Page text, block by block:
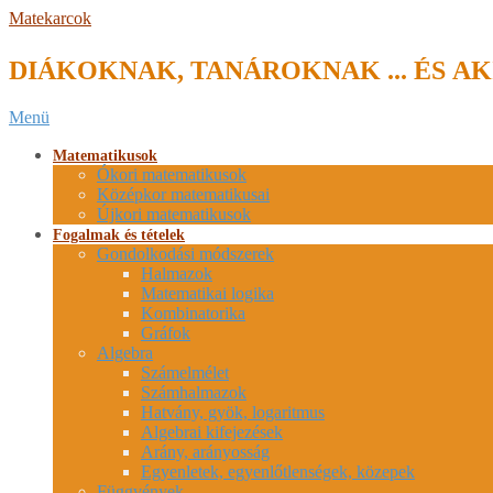
Skip
content
Matekarcok
DIÁKOKNAK, TANÁROKNAK ... ÉS
Secondary
Menu
Menü
Matematikusok
Ókori matematikusok
Középkor matematikusai
Újkori matematikusok
Fogalmak és tételek
Gondolkodási módszerek
Halmazok
Matematikai logika
Kombinatorika
Gráfok
Algebra
Számelmélet
Számhalmazok
Hatvány, gyök, logaritmus
Algebrai kifejezések
Arány, arányosság
Egyenletek, egyenlőtlenségek, közepek